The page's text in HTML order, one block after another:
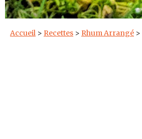
Accueil > Recettes > Rhum Arrangé >